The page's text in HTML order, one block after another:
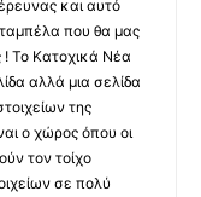
και αυτό
ταμπέλα που θα μας
Το Κατοχικά Νέα
αλλά μια σελίδα
της
ο χώρος όπου οι
τον τοίχο
σε πολύ